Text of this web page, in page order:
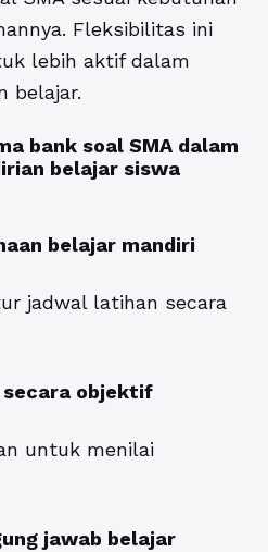
Fleksibilitas ini
lebih aktif dalam
belajar.
bank soal SMA dalam
belajar siswa
belajar mandiri
jadwal latihan secara
objektif
untuk menilai
jawab belajar